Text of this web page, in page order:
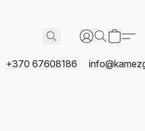
+370 67608186